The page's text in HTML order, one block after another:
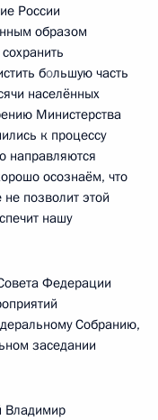
России
образом
большую часть
населённых
Министерства
к процессу
направляются
осознаём, что
позволит этой
нашу
Федерации
Собранию,
заседании
Владимир